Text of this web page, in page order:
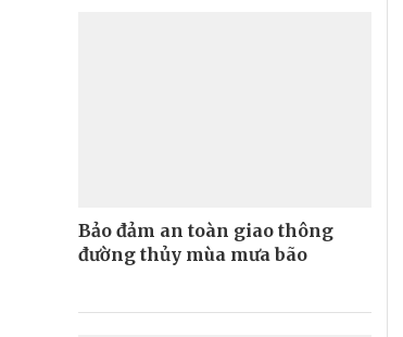
Bảo đảm an toàn giao thông
đường thủy mùa mưa bão